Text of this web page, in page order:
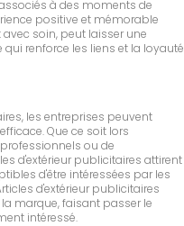
à des moments de
positive et mémorable
soin, peut laisser une
renforce les liens et la loyauté
les entreprises peuvent
Que ce soit lors
ou de
d'extérieur publicitaires attirent
d'être intéressées par les
d'extérieur publicitaires
marque, faisant passer le
intéressé.